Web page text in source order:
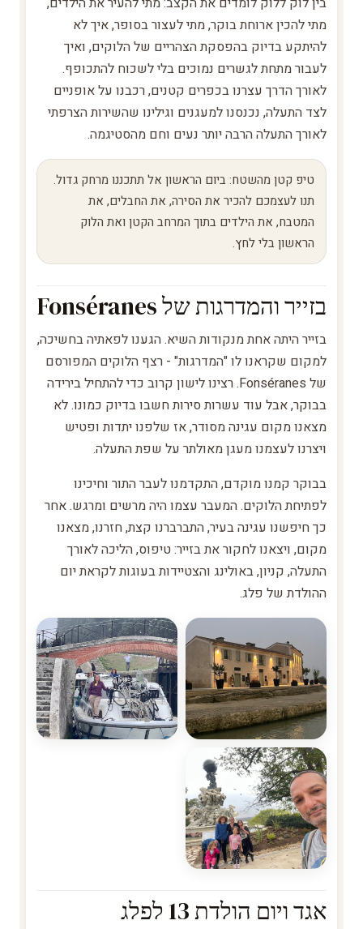
מתי להכין ארוחת בוקר, מתי לעצור בסופר, איך לא
להיתקע בדיוק בהפסקת הצהריים של הלוקים, ואיך
לעבור מתחת לגשרים נמוכים בלי לשכוח להתכופף.
לאורך הדרך עצרנו בכפרים קטנים, רכבנו על אופניים
לצד התעלה, נכנסנו למעגנים וגילינו שהשירות הצרפתי
לאורך התעלה הרבה יותר נעים וחם מהסטיגמה.
טיפ קטן מהשטח: ביום הראשון אל תתכננו מרחק גדול.
תנו לעצמכם להכיר את הסירה, את החבלים, את
המטבח, את הילדים בתוך המרחב הקטן ואת הלוק
הראשון בלי לחץ.
בזייר והמדרגות של Fonséranes
בזייר היתה אחת מנקודות השיא. הגענו לפאתיה בחשיכה,
למקום שקראנו לו "המדרגות" - רצף הלוקים המפורסם
של Fonséranes. רצינו לישון קרוב כדי להתחיל בירידה
בבוקר, אבל עוד עשרות סירות חשבו בדיוק כמונו. לא
מצאנו מקום עגינה מסודר, אז שלפנו יתדות ופטיש
ויצרנו לעצמנו מעגן מאולתר על שפת התעלה.
בבוקר קמנו מוקדם, התקדמנו לעבר התור וחיכינו
לפתיחת הלוקים. המעבר עצמו היה מרשים ומרגש. אחר
כך חיפשנו עגינה בעיר, התברברנו קצת, חזרנו, מצאנו
מקום, ויצאנו לחקור את בזייר: טיפוס, הליכה לאורך
התעלה, קניון, באולינג והצטיידות בעוגות לקראת יום
ההולדת של פלג.
אגד ויום הולדת 13 לפלג